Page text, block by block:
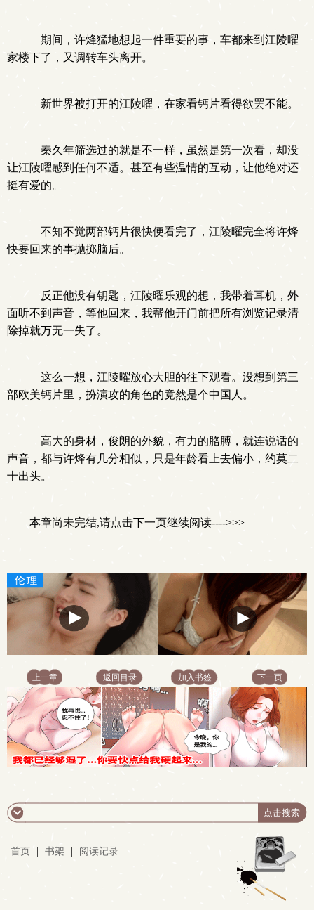
期间，许烽猛地想起一件重要的事，车都来到江陵曜
家楼下了，又调转车头离开。
新世界被打开的江陵曜，在家看钙片看得欲罢不能。
秦久年筛选过的就是不一样，虽然是第一次看，却没
让江陵曜感到任何不适。甚至有些温情的互动，让他绝对还
挺有爱的。
不知不觉两部钙片很快便看完了，江陵曜完全将许烽
快要回来的事抛掷脑后。
反正他没有钥匙，江陵曜乐观的想，我带着耳机，外
面听不到声音，等他回来，我帮他开门前把所有浏览记录清
除掉就万无一失了。
这么一想，江陵曜放心大胆的往下观看。没想到第三
部欧美钙片里，扮演攻的角色的竟然是个中国人。
高大的身材，俊朗的外貌，有力的胳膊，就连说话的
声音，都与许烽有几分相似，只是年龄看上去偏小，约莫二
十出头。
本章尚未完结,请点击下一页继续阅读---->>>
上一章 返回目录 加入书签 下一页
首页 书架 阅读记录